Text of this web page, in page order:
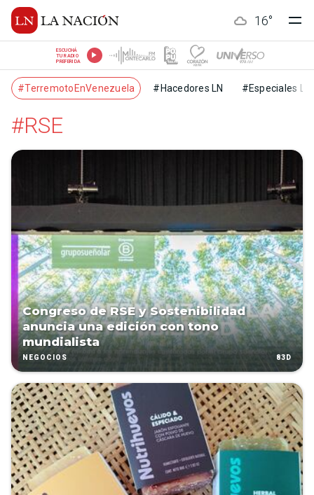
16°
ESCUCHÁ
TU RADIO
PREFERIDA
#TerremotoEnVenezuela #Hacedores LN #Especiales LN
#RSE
Congreso de RSE y Sostenibilidad
anuncia una edición con tono
mundialista
NEGOCIOS 83D